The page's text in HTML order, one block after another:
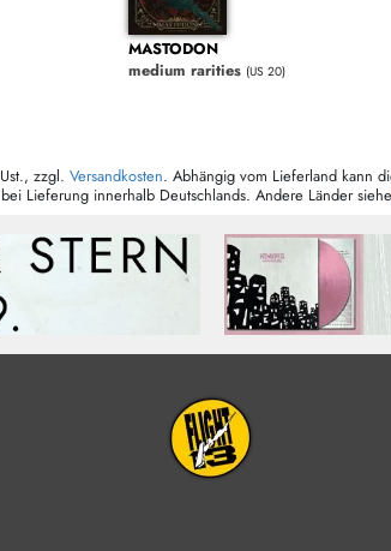
MASTODON
medium rarities (US 20)
zzgl. Versandkosten. Abhängig vom Lieferland kann
Lieferung innerhalb Deutschlands. Andere Länder siehe